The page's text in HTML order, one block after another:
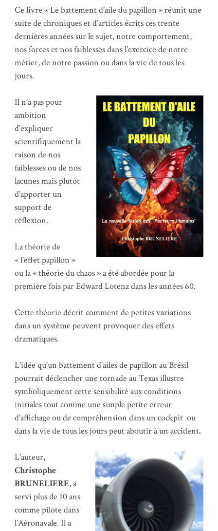
Ce livre « Le battement d’aile du papillon » réunit une
suite de chroniques et d’articles écrits ces trente
dernières années sur le sujet, notre comportement,
nos forces et nos faiblesses dans l’exercice de notre
métier, de notre passion ou dans la vie de tous les
jours.
Il n’a pas pour
ambition
d’expliquer
scientifiquement la
raison de nos
faiblesses ou de nos
lacunes mais plutôt
d’apporter un
support de
réflexion.
La théorie de
« l’effet papillon »
ou la « théorie du chaos » a été abordée pour la
première fois par Edward Lotenz dans les années 60.
Cette théorie décrit comment de petites variations
dans un système peuvent provoquer des effets
dramatiques.
L’idée qu’un battement d’ailes de papillon au Brésil
pourrait déclencher une tornade au Texas illustre
symboliquement cette sensibilité aux conditions
initiales tout comme une simple petite erreur
d’affichage ou de compréhension dans un cockpit ou
dans la vie de tous les jours peut aboutir à un accident.
L’auteur,
Christophe
BRUNELIERE, a
servi plus de 10 ans
comme pilote dans
l’Aéronavale. Il a